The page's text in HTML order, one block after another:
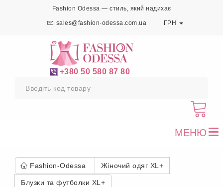
Fashion Odessa — стиль, який надихає
sales@fashion-odessa.com.ua ГРН
+380 50 580 87 80
МЕНЮ
Fashion-Odessa Жіночий одяг XL+
Блузки та футболки XL+